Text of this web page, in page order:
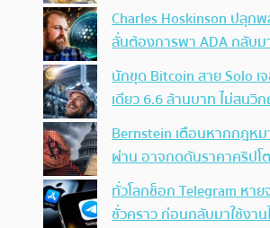
Charles Hoskinson ปลุก
ลั่นต้องการพา ADA กลับม
นักขุด Bitcoin สาย Solo
เดียว 6.6 ล้านบาท ไม่สนวิ
Bernstein เตือนหากกฎหม
ผ่าน อาจกดดันราคาคริปโ
ทั่วโลกช็อก Telegram หา
ชั่วคราว ก่อนกลับมาใช้งา